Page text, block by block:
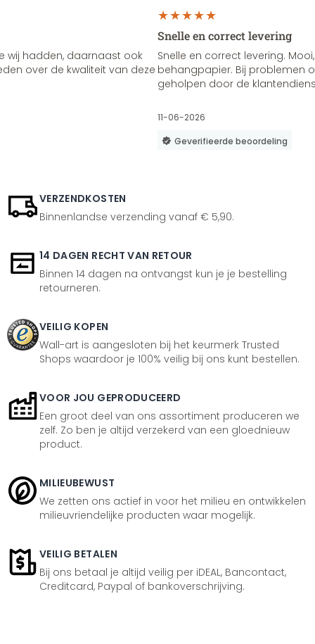
wij hadden, daarnaast ook
over de kwaliteit van deze
Snelle en correct levering
Snelle en correct levering.
behangpapier. Bij problemen
geholpen door de
11-06-2026
Geverifieerde beoordeling
VERZENDKOSTEN
Binnenlandse verzending vanaf € 5,90.
14 DAGEN RECHT VAN RETOUR
Binnen 14 dagen na ontvangst kun je je bestelling
retourneren.
VEILIG KOPEN
Wall-art is aangesloten bij het keurmerk Trusted
Shops waardoor je 100% veilig bij ons kunt bestellen.
VOOR JOU GEPRODUCEERD
Een groot deel van ons assortiment produceren we
zelf. Zo ben je altijd verzekerd van een gloednieuw
product.
MILIEUBEWUST
We zetten ons actief in voor het milieu en ontwikkelen
milieuvriendelijke producten waar mogelijk.
VEILIG BETALEN
Bij ons betaal je altijd veilig per iDEAL, Bancontact,
Creditcard, Paypal of bankoverschrijving.